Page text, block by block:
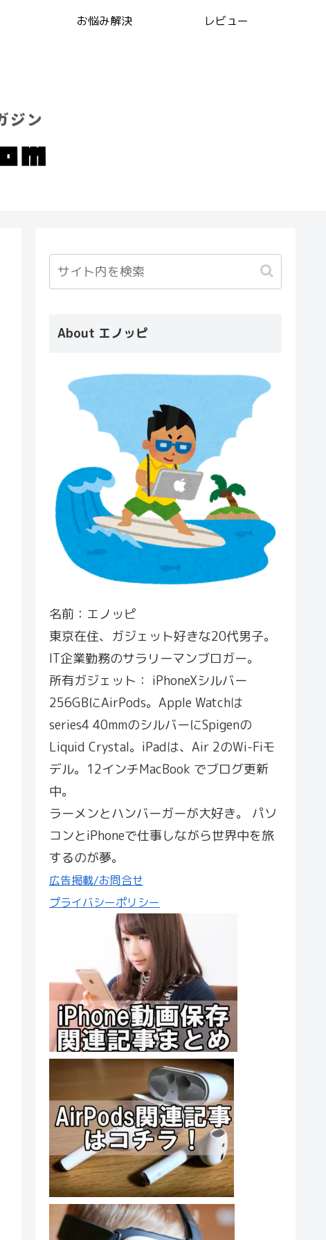
お悩み解決 レビュー
About エノッピ
名前：エノッピ
東京在住、ガジェット好きな20代男子。
IT企業勤務のサラリーマンブロガー。
所有ガジェット： iPhoneXシルバー
256GBにAirPods。Apple Watchは
series4 40mmのシルバーにSpigenの
Liquid Crystal。iPadは、Air 2のWi-Fiモ
デル。12インチMacBook でブログ更新
中。
ラーメンとハンバーガーが大好き。 パソ
コンとiPhoneで仕事しながら世界中を旅
するのが夢。
広告掲載/お問合せ
プライバシーポリシー